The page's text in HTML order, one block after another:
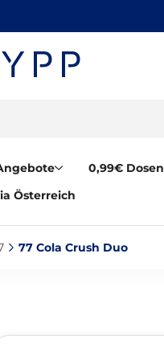
0,99€ Dosen
Österreich
77 Cola Crush Duo‎